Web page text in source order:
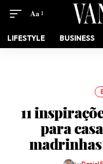
Aa
LIFESTYLE BUSINESS
11
para